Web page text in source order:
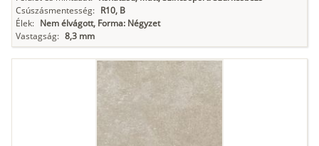
Csúszásmentesség: R10, B
Élek: Nem élvágott, Forma: Négyzet
Vastagság: 8,3 mm